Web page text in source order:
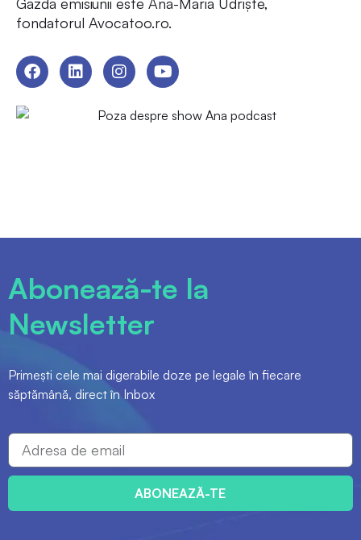
fondatorul Avocatoo.ro.
Abonează-te la
Newsletter
Primești cele mai digerabile doze pe legale în fiecare
săptămână, direct în Inbox
ABONEAZĂ-TE